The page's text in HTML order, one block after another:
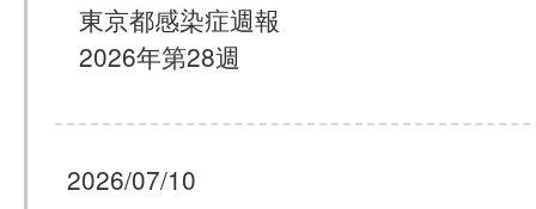
東京都感染症週報
2026年第28週
2026/07/10